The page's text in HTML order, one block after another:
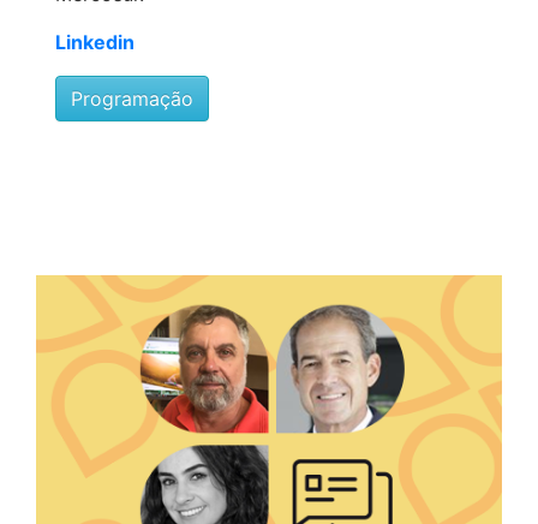
Linkedin
Programação